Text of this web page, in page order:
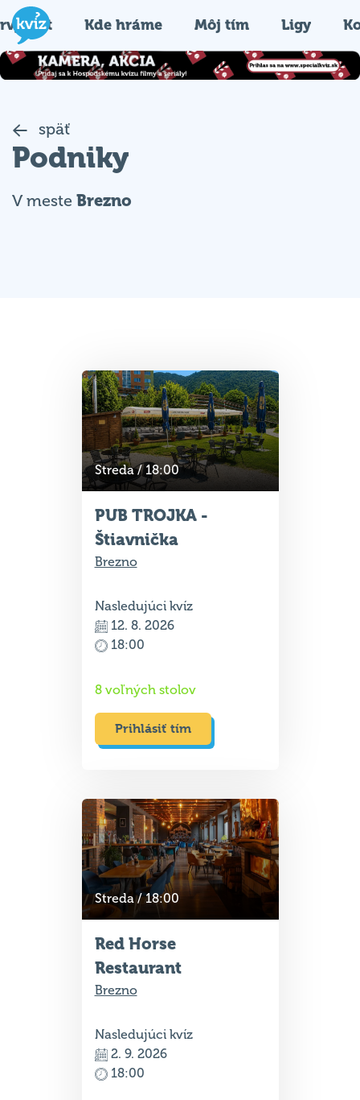
Kde hráme Môj tím Ligy
späť
Podniky
V meste Brezno
Streda / 18:00
PUB TROJKA -
Štiavnička
Brezno
Nasledujúci kvíz
12. 8. 2026
18:00
8 voľných stolov
Prihlásiť tím
Streda / 18:00
Red Horse
Restaurant
Brezno
Nasledujúci kvíz
2. 9. 2026
18:00